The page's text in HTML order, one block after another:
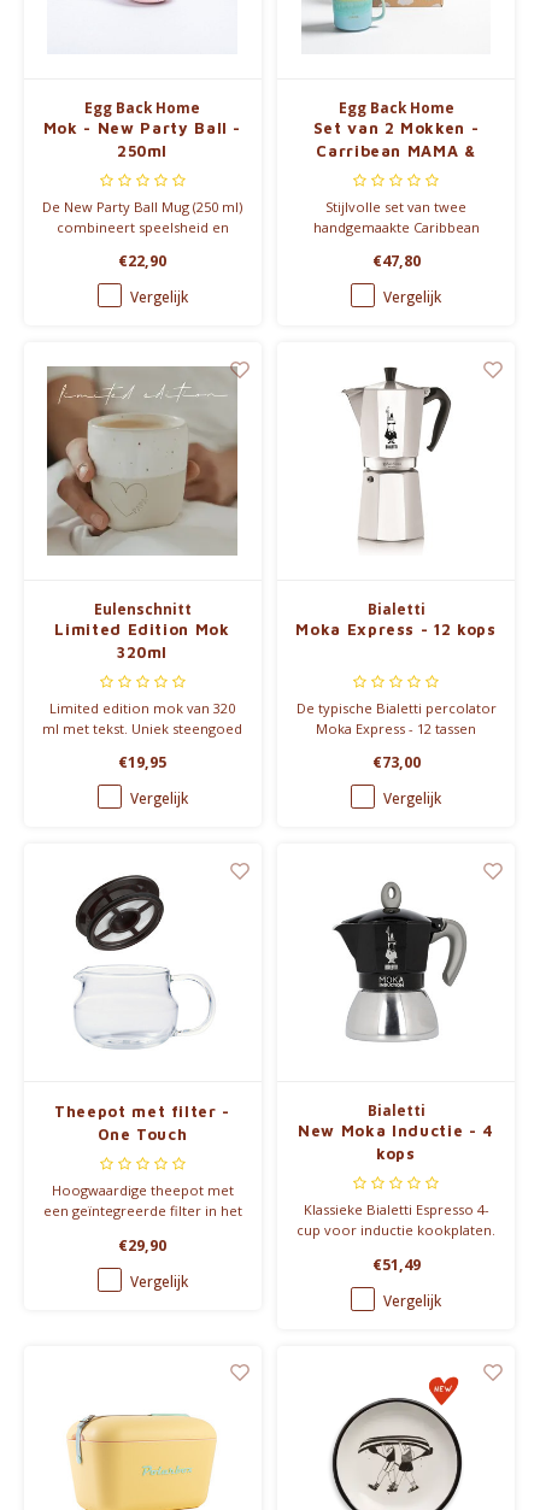
Egg Back Home
Mok - New Party Ball -
250ml
De New Party Ball Mug (250 ml)
combineert speelsheid en
ontwerp. Verkrijgbaar in vijf
levendige kleuren, perfect
voor elke gelegenheid.
€22,90
Vergelijk
Egg Back Home
Set van 2 Mokken -
Carribean MAMA &
PAPA - 360ml
Stijlvolle set van twee
handgemaakte Caribbean
gouden opdruk 'MAMA' en
'PAPA'. Perfect als geschenk
voor ouders die van
€47,80
Vergelijk
Eulenschnitt
Limited Edition Mok
320ml
Limited edition mok van 320
ml met tekst. Uniek steengoed
cadeau voor mama, papa of
jezelf.
€19,95
Vergelijk
Bialetti
Moka Express - 12 kops
De typische Bialetti percolator
Moka Express - 12 tassen
€73,00
Vergelijk
Theepot met filter -
One Touch
Hoogwaardige theepot met
een geïntegreerde filter in het
€29,90
Vergelijk
Bialetti
New Moka Inductie - 4
kops
Klassieke Bialetti Espresso 4-
cup voor inductie kookplaten.
€51,49
Vergelijk